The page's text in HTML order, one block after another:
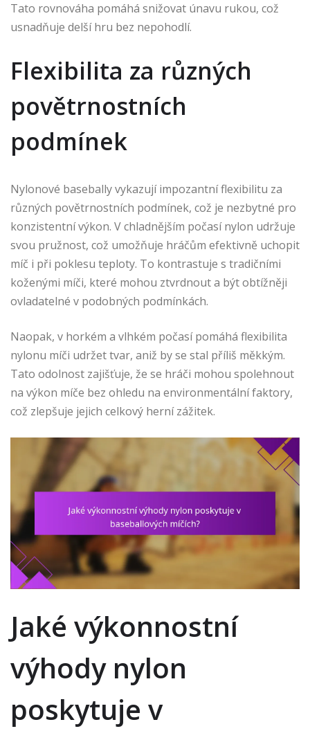
Tato rovnováha pomáhá snižovat únavu rukou, což
usnadňuje delší hru bez nepohodlí.
Flexibilita za různých
povětrnostních
podmínek
Nylonové basebally vykazují impozantní flexibilitu za
různých povětrnostních podmínek, což je nezbytné pro
konzistentní výkon. V chladnějším počasí nylon udržuje
svou pružnost, což umožňuje hráčům efektivně uchopit
míč i při poklesu teploty. To kontrastuje s tradičními
koženými míči, které mohou ztvrdnout a být obtížněji
ovladatelné v podobných podmínkách.
Naopak, v horkém a vlhkém počasí pomáhá flexibilita
nylonu míči udržet tvar, aniž by se stal příliš měkkým.
Tato odolnost zajišťuje, že se hráči mohou spolehnout
na výkon míče bez ohledu na environmentální faktory,
což zlepšuje jejich celkový herní zážitek.
Jaké výkonnostní
výhody nylon
poskytuje v